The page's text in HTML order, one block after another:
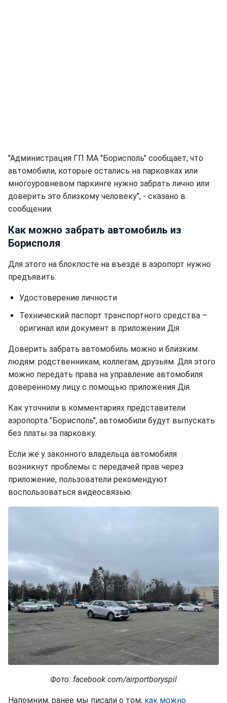
"Администрация ГП МА "Борисполь" сообщает, что
автомобили, которые остались на парковках или
многоуровневом паркинге нужно забрать лично или
доверить это близкому человеку", - сказано в
сообщении.
Как можно забрать автомобиль из
Борисполя
Для этого на блокпосте на въезде в аэропорт нужно
предъявить:
Удостоверение личности
Технический паспорт транспортного средства –
оригинал или документ в приложении Дія
Доверить забрать автомобиль можно и близким
людям: родственникам, коллегам, друзьям. Для этого
можно передать права на управление автомобиля
доверенному лицу с помощью приложения Дія.
Как уточнили в комментариях представители
аэропорта "Борисполь", автомобили будут выпускать
без платы за парковку.
Если же у законного владельца автомобиля
возникнут проблемы с передачей прав через
приложение, пользователи рекомендуют
воспользоваться видеосвязью.
Фото: facebook.com/airportboryspil
Напомним, ранее мы писали о том, как можно